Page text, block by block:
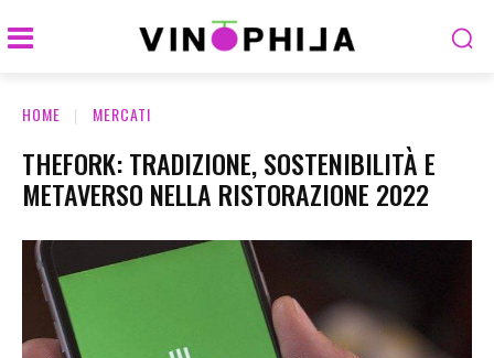
HOME MERCATI
THEFORK: TRADIZIONE, SOSTENIBILITÀ E
METAVERSO NELLA RISTORAZIONE 2022